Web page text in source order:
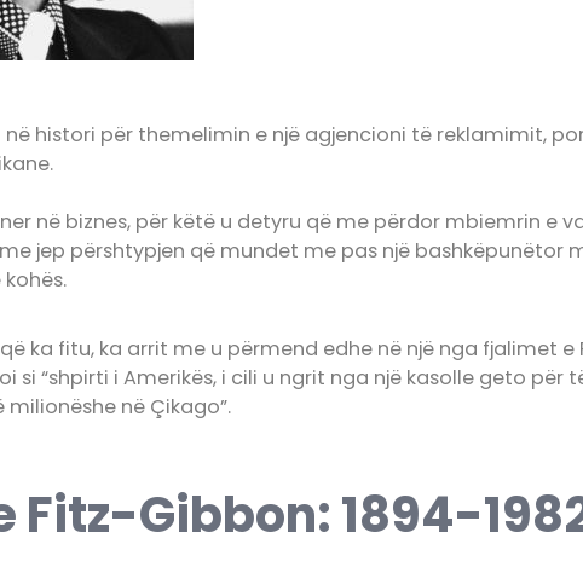
në histori për themelimin e një agjencioni të reklamimit,
në biznes, për këtë u detyru që me përdor mbiemrin e
jep përshtypjen që mundet me pas një bashkëpunëtor
ka fitu, ka arrit me u përmend edhe në një nga fjalimet e
si “shpirti i Amerikës, i cili u ngrit nga një kasolle geto për
në Çikago”.
Fitz-Gibbon: 1894-